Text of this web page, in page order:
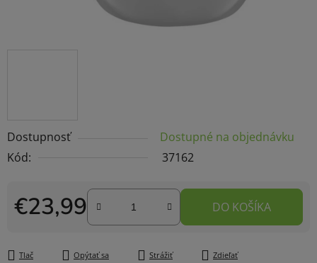
Dostupnosť
Dostupné na objednávku
Kód:
37162
€23,99
Jednotková cena:
DO KOŠÍKA
Tlač Opýtať sa Strážiť Zdieľať